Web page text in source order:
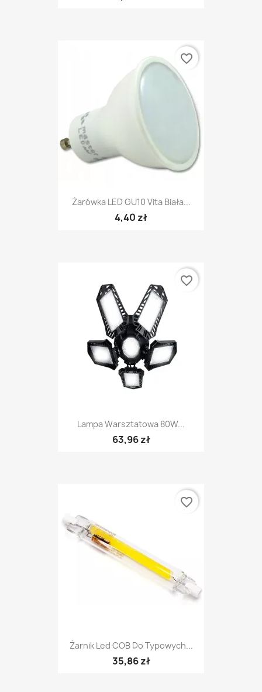
Żarówka LED GU10 Vita Biała...
4,40 zł
favorite_border
Lampa Warsztatowa 80W...
63,96 zł
favorite_border
Żarnik Led COB Do Typowych...
35,86 zł
favorite_border